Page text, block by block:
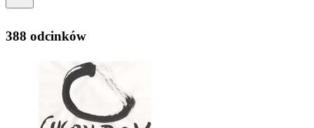
388 odcinków